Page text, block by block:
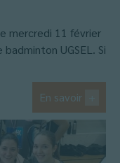
mercredi 11 février
UGSEL. Si
En savoir